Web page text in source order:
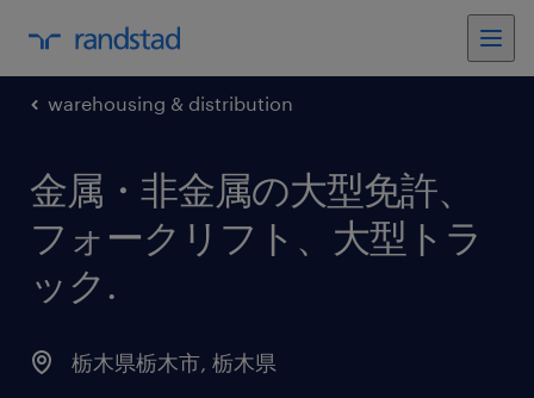
warehousing & distribution
金属・非金属の大型免許、
フォークリフト、大型トラ
ック.
栃木県栃木市, 栃木県